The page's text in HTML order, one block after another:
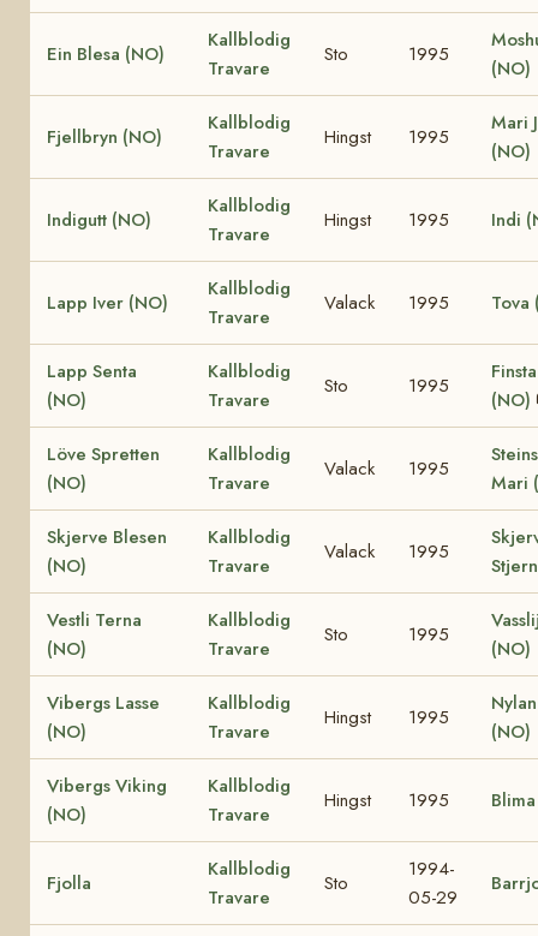
Ein Blesa (NO)
Kallblodig
Travare
Sto 1995
(NO)
Fjellbryn (NO)
Kallblodig
Travare
Hingst 1995
Mari
(NO)
Indigutt (NO)
Kallblodig
Travare
Hingst 1995 Indi
Lapp Iver (NO)
Kallblodig
Travare
Valack 1995 Tova
Lapp Senta
(NO)
Kallblodig
Travare
Sto 1995
(NO)
Löve Spretten
(NO)
Kallblodig
Travare
Valack 1995
Mari
Skjerve Blesen
(NO)
Kallblodig
Travare
Valack 1995
Vestli Terna
(NO)
Kallblodig
Travare
Sto 1995
(NO)
Vibergs Lasse
(NO)
Kallblodig
Travare
Hingst 1995
(NO)
Vibergs Viking
(NO)
Kallblodig
Travare
Hingst 1995
Fjolla
Kallblodig
Travare
Sto
1994-
05-29